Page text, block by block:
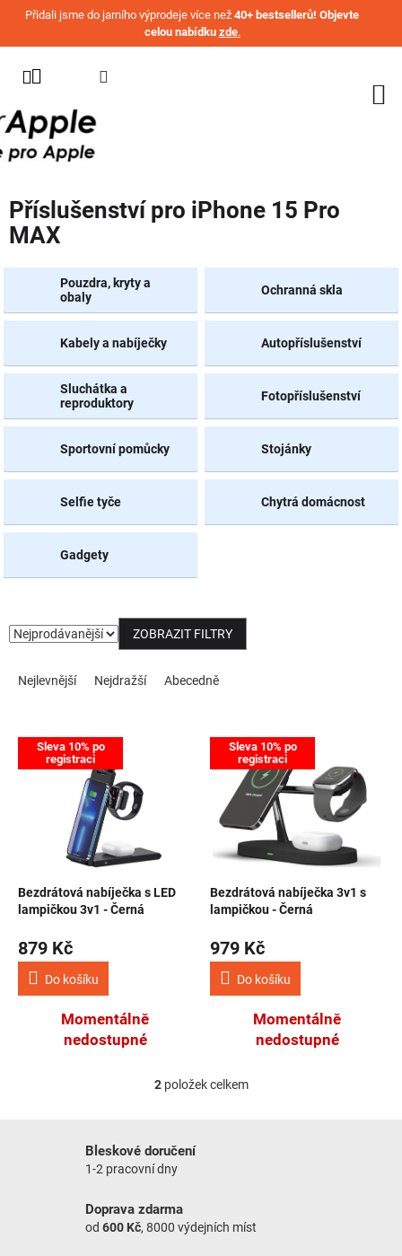
Přejít na obsah
Přidali jsme do jarního výprodeje více než 40+ bestsellerů! Objevte
celou nabídku zde.
IPHONE
MACBOOK
AIRPODS
AIRTAG
OSTATNÍ
ZNAČKY
%
AKČNÍ
ZBOŽÍ
Příslušenství pro iPhone 15 Pro
MAX
Pouzdra, kryty a
obaly
Ochranná skla
Kabely a nabíječky Autopříslušenství
Sluchátka a
reproduktory
Fotopříslušenství
Sportovní pomůcky Stojánky
Selfie tyče Chytrá domácnost
Gadgety
ZOBRAZIT FILTRY
Nejlevnější Nejdražší Abecedně
Výpis produktů
Sleva 10% po
registraci
Bezdrátová nabíječka s LED
lampičkou 3v1 - Černá
879 Kč
Do košíku
Momentálně
nedostupné
Sleva 10% po
registraci
Bezdrátová nabíječka 3v1 s
lampičkou - Černá
979 Kč
Do košíku
Momentálně
nedostupné
Ovládací prvky výpisu
2položek celkem
Bleskové doručení
1-2 pracovní dny
Doprava zdarma
od 600 Kč, 8000 výdejních míst